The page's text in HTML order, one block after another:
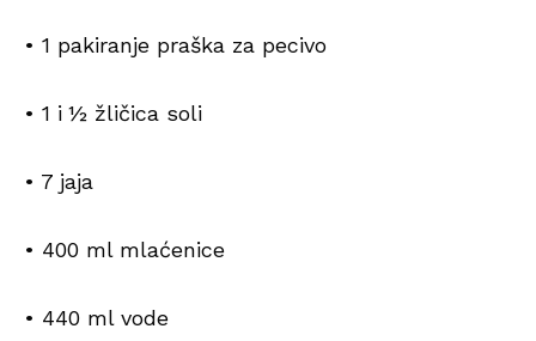
• 1 pakiranje praška za pecivo
• 1 i ½ žličica soli
• 7 jaja
• 400 ml mlaćenice
• 440 ml vode